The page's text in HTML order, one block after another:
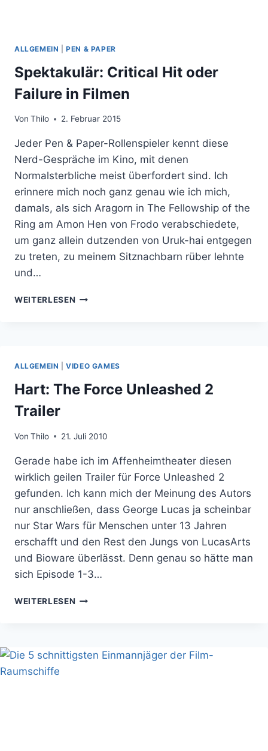
ALLGEMEIN |PEN & PAPER
Spektakulär: Critical Hit oder
Failure in Filmen
Von Thilo 2. Februar 2015
Jeder Pen & Paper-Rollenspieler kennt diese
Nerd-Gespräche im Kino, mit denen
Normalsterbliche meist überfordert sind. Ich
erinnere mich noch ganz genau wie ich mich,
damals, als sich Aragorn in The Fellowship of the
Ring am Amon Hen von Frodo verabschiedete,
um ganz allein dutzenden von Uruk-hai entgegen
zu treten, zu meinem Sitznachbarn rüber lehnte
und…
WEITERLESEN SPEKTAKULÄR:
ALLGEMEIN |VIDEO GAMES
Hart: The Force Unleashed 2
Trailer
Von Thilo 21. Juli 2010
Gerade habe ich im Affenheimtheater diesen
wirklich geilen Trailer für Force Unleashed 2
gefunden. Ich kann mich der Meinung des Autors
nur anschließen, dass George Lucas ja scheinbar
nur Star Wars für Menschen unter 13 Jahren
erschafft und den Rest den Jungs von LucasArts
und Bioware überlässt. Denn genau so hätte man
sich Episode 1-3…
WEITERLESEN HART:
TRAILER